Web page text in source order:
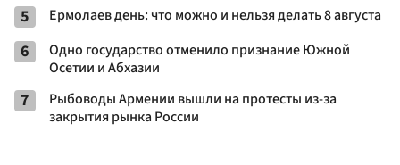
5 Ермолаев день: что можно и нельзя делать 8 августа
6
Одно государство отменило признание Южной
Осетии и Абхазии
7
Рыбоводы Армении вышли на протесты из-за
закрытия рынка России